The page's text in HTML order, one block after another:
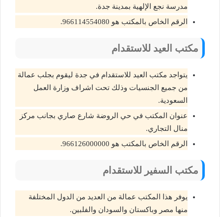
مدرسة نجع الإلهية بمدينة جدة.
الرقم الخاص بالمكتب هو 966114554080.
مكتب العيد للاستقدام
يتواجد مكتب العيد للاستقدام في جدة ليقوم بجلب عمالة
من جميع الجنسيات وذلك تحت اشراف وزارة العمل
السعودية.
عنوان المكتب في حي الروضة شارع صاري بجانب مركز
منال التجاري.
الرقم الخاص بالمكتب هو 966126000000.
مكتب السفير للاستقدام
يوفر هذا المكتب عمالة من العديد من الدول المختلفة
منها مصر وباكستان والسودان والفلبين.